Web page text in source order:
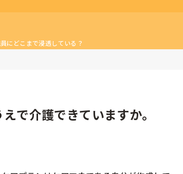
にどこまで浸透している？
で介護できていますか。